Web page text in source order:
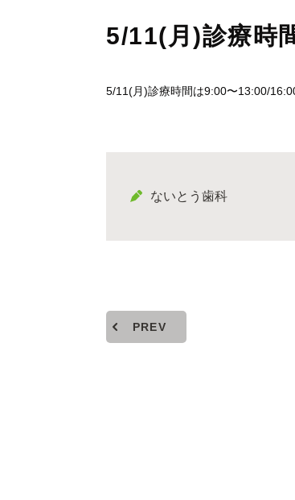
5/11(月)診療時
5/11(月)診療時間は9:00〜13:00/
ないとう歯科
PREV